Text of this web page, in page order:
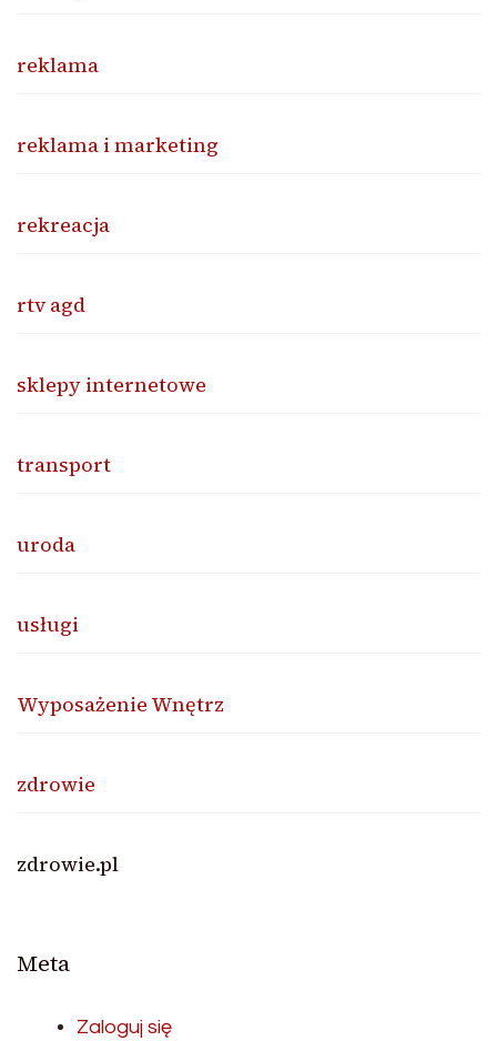
reklama
reklama i marketing
rekreacja
rtv agd
sklepy internetowe
transport
uroda
usługi
Wyposażenie Wnętrz
zdrowie
zdrowie.pl
Meta
Zaloguj się